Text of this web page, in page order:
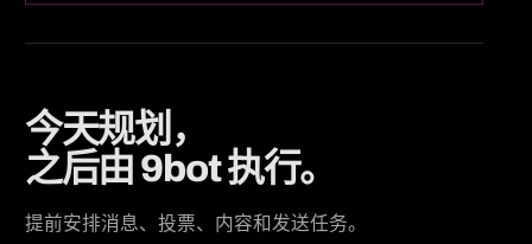
今天规划，
之后由 9bot 执行。
提前安排消息、投票、内容和发送任务。